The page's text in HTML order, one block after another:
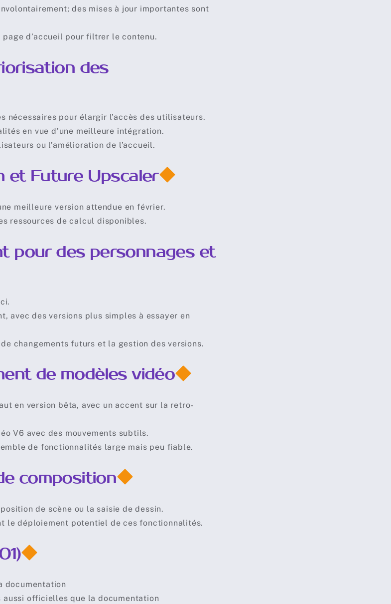
des mises à jour importantes sont
d’accueil pour filtrer le contenu.
des
nécessaires pour élargir l’accès des utilisateurs.
en vue d’une meilleure intégration.
ou l’amélioration de l’accueil.
et Future Upscaler
meilleure version attendue en février.
ressources de calcul disponibles.
pour des personnages et
avec des versions plus simples à essayer en
changements futurs et la gestion des versions.
de modèles vidéo
en version bêta, avec un accent sur la retro-
V6 avec des mouvements subtils.
de fonctionnalités large mais peu fiable.
composition
de scène ou la saisie de dessin.
le déploiement potentiel de ces fonctionnalités.
documentation
aussi officielles que la documentation